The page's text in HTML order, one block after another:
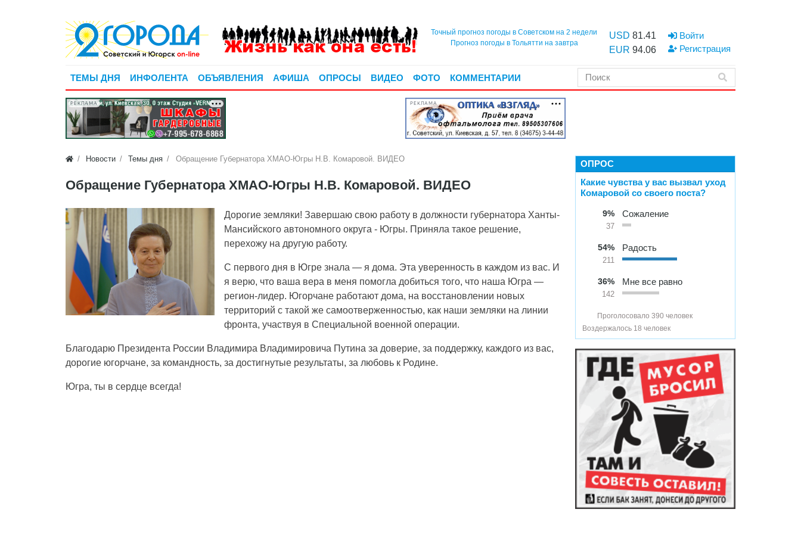
Точный прогноз погоды в Советском на 2 недели
Прогноз погоды в Тольятти на завтра
USD 81.41
EUR 94.06
Войти
Регистрация
ТЕМЫ ДНЯ ИНФОЛЕНТА ОБЪЯВЛЕНИЯ АФИША ОПРОСЫ ВИДЕО ФОТО КОММЕНТАРИИ
РЕКЛАМА РЕКЛАМА
Новости Темы дня Обращение Губернатора ХМАО-Югры Н.В. Комаровой. ВИДЕО
Обращение Губернатора ХМАО-Югры Н.В. Комаровой. ВИДЕО
Дорогие земляки! Завершаю свою работу в должности губернатора Ханты-
Мансийского автономного округа - Югры. Приняла такое решение,
перехожу на другую работу.
С первого дня в Югре знала — я дома. Эта уверенность в каждом из вас. И
я верю, что ваша вера в меня помогла добиться того, что наша Югра —
регион-лидер. Югорчане работают дома, на восстановлении новых
территорий с такой же самоотверженностью, как наши земляки на линии
фронта, участвуя в Специальной военной операции.
Благодарю Президента России Владимира Владимировича Путина за доверие, за поддержку, каждого из вас,
дорогие югорчане, за командность, за достигнутые результаты, за любовь к Родине.
Югра, ты в сердце всегда!
ОПРОС
Какие чувства у вас вызвал уход
Комаровой со своего поста?
9%
37
Сожаление
54%
211
Радость
36%
142
Мне все равно
Проголосовало 390 человек
Воздержалось 18 человек